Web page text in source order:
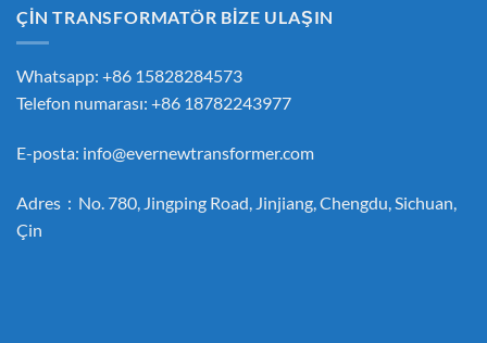
ÇİN TRANSFORMATÖR BİZE ULAŞIN
Whatsapp: +86 15828284573
Telefon numarası: +86 18782243977
E-posta: info@evernewtransformer.com
Adres：No. 780, Jingping Road, Jinjiang, Chengdu, Sichuan,
Çin